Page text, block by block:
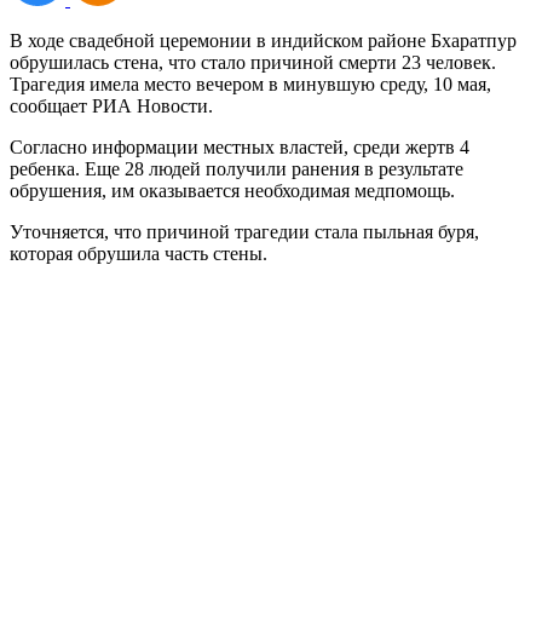
В ходе свадебной церемонии в индийском районе Бхаратпур
обрушилась стена, что стало причиной смерти 23 человек.
Трагедия имела место вечером в минувшую среду, 10 мая,
сообщает РИА Новости.
Согласно информации местных властей, среди жертв 4
ребенка. Еще 28 людей получили ранения в результате
обрушения, им оказывается необходимая медпомощь.
Уточняется, что причиной трагедии стала пыльная буря,
которая обрушила часть стены.